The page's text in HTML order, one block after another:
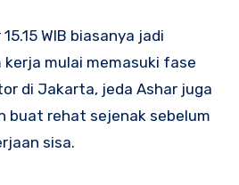
WIB biasanya jadi
mulai memasuki fase
di Jakarta, jeda Ashar juga
buat rehat sejenak sebelum
sisa.